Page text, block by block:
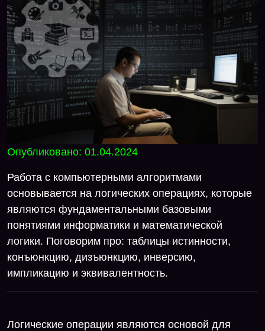
Опубликовано: 01.04.2024
Работа с компьютерными алгоритмами
основывается на логических операциях, которые
являются фундаментальными базовыми
понятиями информатики и математической
логики. Поговорим про: таблицы истинности,
конъюнкцию, дизъюнкцию, инверсию,
импликацию и эквивалентность.
Логические операции являются основой для